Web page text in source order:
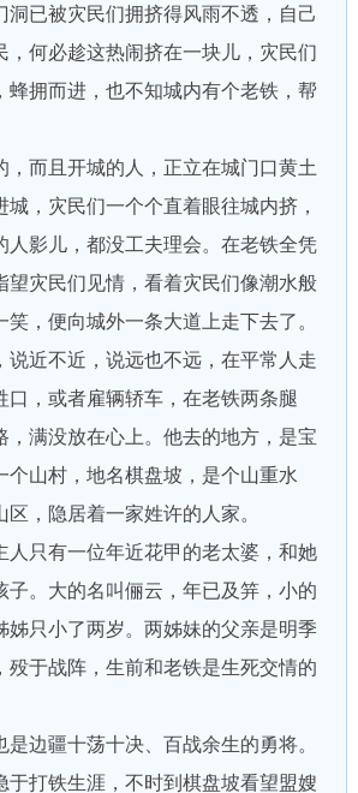
洞已被灾民们拥挤得风雨不透，自己
，何必趁这热闹挤在一块儿，灾民们
蜂拥而进，也不知城内有个老铁，帮
而且开城的人，正立在城门口黄土
城，灾民们一个个直着眼往城内挤，
人影儿，都没工夫理会。在老铁全凭
望灾民们见情，看着灾民们像潮水般
，便向城外一条大道上走下去了。
近不近，说远也不远，在平常人走
口，或者雇辆轿车，在老铁两条腿
，满没放在心上。他去的地方，是宝
个山村，地名棋盘坡，是个山重水
，隐居着一家姓许的人家。
只有一位年近花甲的老太婆，和她
子。大的名叫俪云，年已及笄，小的
姊只小了两岁。两姊妹的父亲是明季
殁于战阵，生前和老铁是生死交情的
疆十荡十决、百战余生的勇将。
于打铁生涯，不时到棋盘坡看望盟嫂